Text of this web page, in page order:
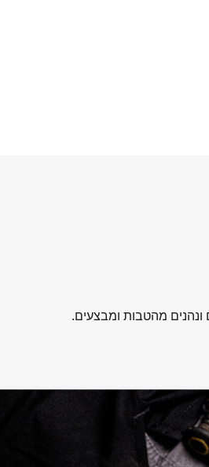
מהטבות ומבצעים.